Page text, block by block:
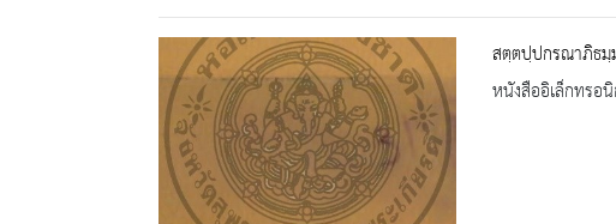
สตฺตปฺปกรณาภิธ
หนังสืออิเล็กทรอ